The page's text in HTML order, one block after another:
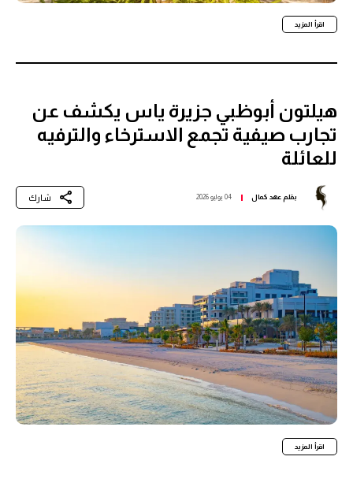
اقرأ المزيد
هيلتون أبوظبي جزيرة ياس يكشف عن
تجارب صيفية تجمع الاسترخاء والترفيه
للعائلة
بقلمعهد كمال 04 يوليو 2026 شارك
اقرأ المزيد